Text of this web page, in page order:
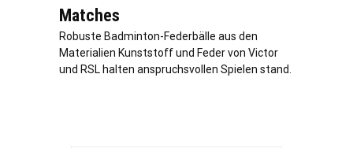
Matches
Robuste Badminton-Federbälle aus den
Materialien Kunststoff und Feder von Victor
und RSL halten anspruchsvollen Spielen stand.